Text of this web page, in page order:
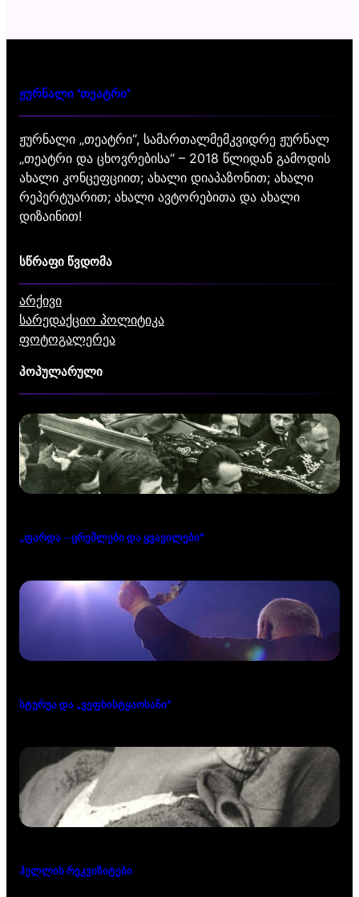
ჟურნალი "თეატრი"
ჟურნალი „თეატრი“, სამართალმემკვიდრე ჟურნალ
„თეატრი და ცხოვრებისა“ – 2018 წლიდან გამოდის
ახალი კონცეფციით; ახალი დიაპაზონით; ახალი
რეპერტუარით; ახალი ავტორებითა და ახალი
დიზაინით!
სწრაფი წვდომა
არქივი
სარედაქციო პოლიტიკა
ფოტოგალერეა
პოპულარული
„ფარდა – ცრემლები და ყვავილები“
სტურუა და „ვეფხისტყაოსანი“
ჰელლის რეკვიზიტები